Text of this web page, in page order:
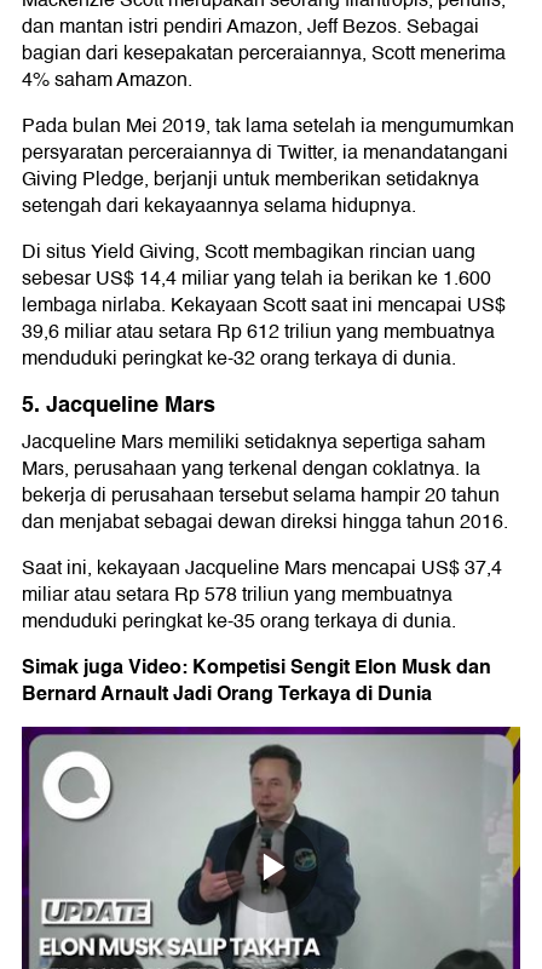
dan mantan istri pendiri Amazon, Jeff Bezos. Sebagai
bagian dari kesepakatan perceraiannya, Scott menerima
4% saham Amazon.
Pada bulan Mei 2019, tak lama setelah ia mengumumkan
persyaratan perceraiannya di Twitter, ia menandatangani
Giving Pledge, berjanji untuk memberikan setidaknya
setengah dari kekayaannya selama hidupnya.
Di situs Yield Giving, Scott membagikan rincian uang
sebesar US$ 14,4 miliar yang telah ia berikan ke 1.600
lembaga nirlaba. Kekayaan Scott saat ini mencapai US$
39,6 miliar atau setara Rp 612 triliun yang membuatnya
menduduki peringkat ke-32 orang terkaya di dunia.
5. Jacqueline Mars
Jacqueline Mars memiliki setidaknya sepertiga saham
Mars, perusahaan yang terkenal dengan coklatnya. Ia
bekerja di perusahaan tersebut selama hampir 20 tahun
dan menjabat sebagai dewan direksi hingga tahun 2016.
Saat ini, kekayaan Jacqueline Mars mencapai US$ 37,4
miliar atau setara Rp 578 triliun yang membuatnya
menduduki peringkat ke-35 orang terkaya di dunia.
Simak juga Video: Kompetisi Sengit Elon Musk dan
Bernard Arnault Jadi Orang Terkaya di Dunia